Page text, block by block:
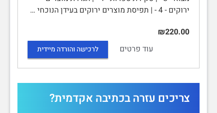
ירוקים - 4 - | תפיסת מוצרים ירוקים בעידן הנוכחי …
₪220.00
עוד פרטים
לרכישה והורדה מיידית
צריכים עזרה בכתיבה אקדמית?